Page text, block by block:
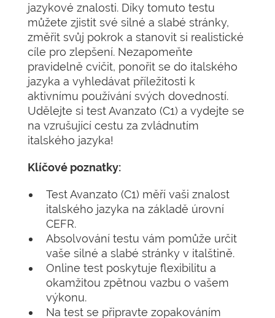
jazykové znalosti. Díky tomuto testu
můžete zjistit své silné a slabé stránky,
změřit svůj pokrok a stanovit si realistické
cíle pro zlepšení. Nezapomeňte
pravidelně cvičit, ponořit se do italského
jazyka a vyhledávat příležitosti k
aktivnímu používání svých dovedností.
Udělejte si test Avanzato (C1) a vydejte se
na vzrušující cestu za zvládnutím
italského jazyka!
Klíčové poznatky:
Test Avanzato (C1) měří vaši znalost
italského jazyka na základě úrovní
CEFR.
Absolvování testu vám pomůže určit
vaše silné a slabé stránky v italštině.
Online test poskytuje flexibilitu a
okamžitou zpětnou vazbu o vašem
výkonu.
Na test se připravte zopakováním